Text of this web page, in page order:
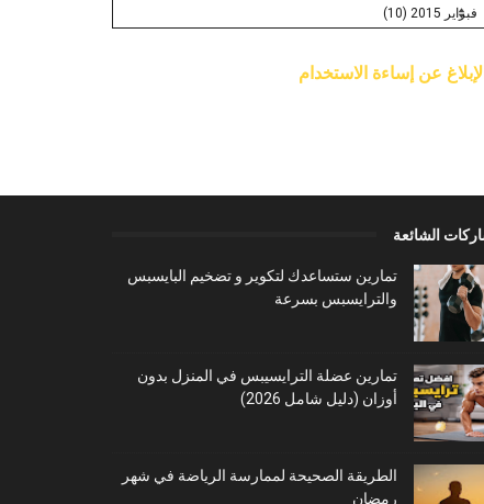
عن إساءة الاستخدام
الشائعة
تمارين ستساعدك لتكوير و تضخيم البايسبس
والترايسبس بسرعة
تمارين عضلة الترايسيبس في المنزل بدون
أوزان (دليل شامل 2026)
الطريقة الصحيحة لممارسة الرياضة في شهر
رمضان